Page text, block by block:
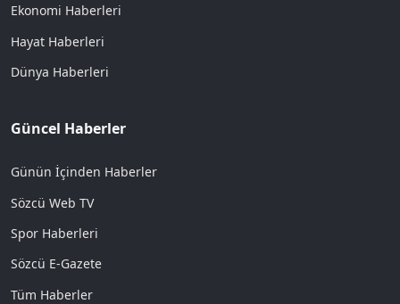
Ekonomi Haberleri
Hayat Haberleri
Dünya Haberleri
Güncel Haberler
Günün İçinden Haberler
Sözcü Web TV
Spor Haberleri
Sözcü E-Gazete
Tüm Haberler